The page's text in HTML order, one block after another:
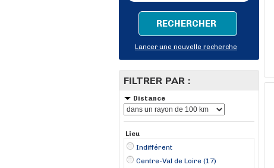
RECHERCHER
Lancer une nouvelle recherche
FILTRER PAR :
Distance
Lieu
Indifférent
Centre-Val de Loire (17)